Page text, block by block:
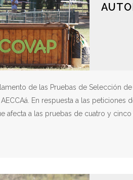
de las Pruebas de Selección
En respuesta a las peticiones
afecta a las pruebas de cuatro y cinco